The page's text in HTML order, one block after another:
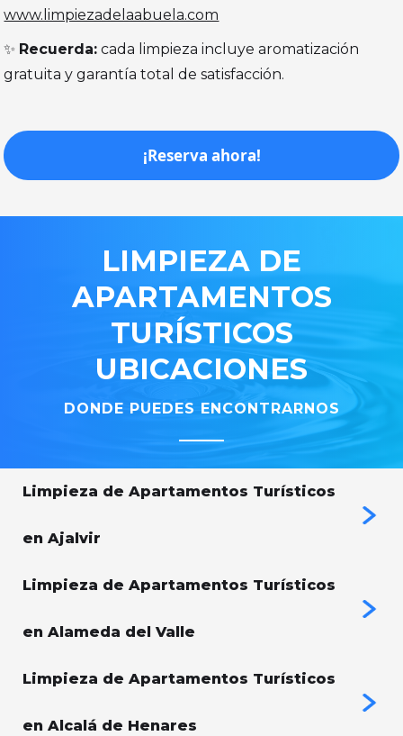
www.limpiezadelaabuela.com
✨ Recuerda: cada limpieza incluye aromatización
gratuita y garantía total de satisfacción.
¡Reserva ahora!
LIMPIEZA DE
APARTAMENTOS
TURÍSTICOS
UBICACIONES
DONDE PUEDES ENCONTRARNOS
Limpieza de Apartamentos Turísticos
en Ajalvir
Limpieza de Apartamentos Turísticos
en Alameda del Valle
Limpieza de Apartamentos Turísticos
en Alcalá de Henares